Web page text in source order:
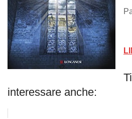
interessare anche: